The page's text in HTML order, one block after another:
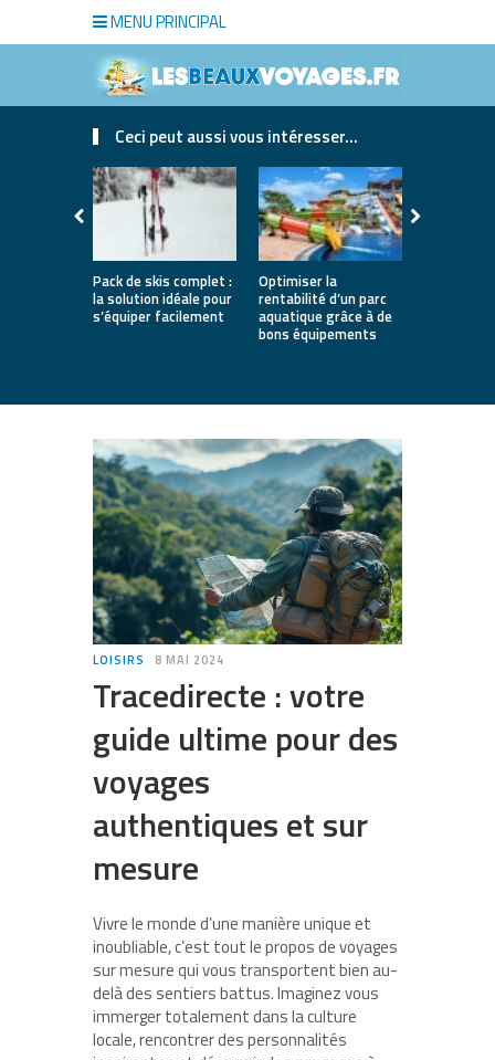
MENU PRINCIPAL
Ceci peut aussi vous intéresser...
Pack de skis complet :
la solution idéale pour
s’équiper facilement
Optimiser la
rentabilité d’un parc
aquatique grâce à de
bons équipements
LOISIRS 8 MAI 2024
Tracedirecte : votre
guide ultime pour des
voyages
authentiques et sur
mesure
Vivre le monde d’une manière unique et
inoubliable, c’est tout le propos de voyages
sur mesure qui vous transportent bien au-
delà des sentiers battus. Imaginez vous
immerger totalement dans la culture
locale, rencontrer des personnalités